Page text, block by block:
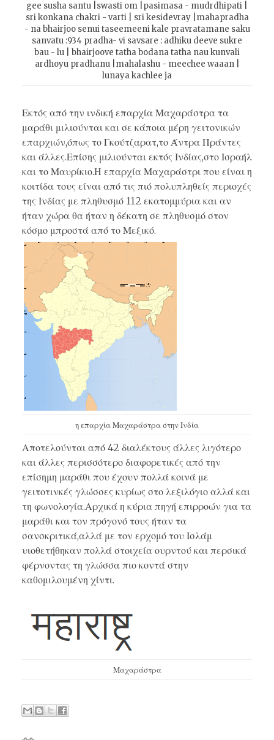
gee susha santu |swasti om |pasimasa - mudrdhipati |
sri konkana chakri - varti | sri kesidevray |mahapradha
- na bhairjoo senui taseemeeni kale pravratamane saku
sanvatu :934 pradha- vi savsare : adhiku deeve sukre
bau - lu | bhairjoove tatha bodana tatha nau kunvali
ardhoyu pradhanu |mahalashu - meechee waaan |
lunaya kachlee ja
Εκτός από την ινδική επαρχία Μαχαράστρα τα
μαράθι μιλιούνται και σε κάποια μέρη γειτονικών
επαρχιών,όπως το Γκούτζαρατ,το Άντρα Πράντες
και άλλες.Επίσης μιλιούνται εκτός Ινδίας,στο Ισραήλ
και το Μαυρίκιο.Η επαρχία Μαχαράστρι που είναι η
κοιτίδα τους είναι από τις πιό πολυπληθείς περιοχές
της Ινδίας με πληθυσμό 112 εκατομμύρια και αν
ήταν χώρα θα ήταν η δέκατη σε πληθυσμό στον
κόσμο μπροστά από το Μεξικό.
η επαρχία Μαχαράστρα στην Ινδία
Αποτελούνται από 42 διαλέκτους άλλες λιγότερο
και άλλες περισσότερο διαφορετικές από την
επίσημη μαράθι που έχουν πολλά κοινά με
γειτοτινκές γλώσσες κυρίως στο λεξιλόγιο αλλά και
τη φωνολογία.Αρχικά η κύρια πηγή επιρροών για τα
μαράθι και τον πρόγονό τους ήταν τα
σανσκριτικά,αλλά με τον ερχομό του Ισλάμ
υιοθετήθηκαν πολλά στοιχεία ουρντού και περσικά
φέρνοντας τη γλώσσα πιο κοντά στην
καθομιλουμένη χίντι.
Μαχαράστρα